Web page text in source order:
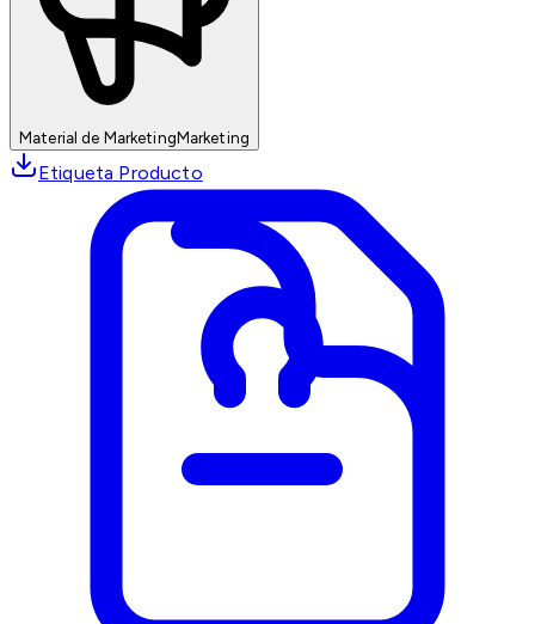
Material de MarketingMarketing
Etiqueta Producto